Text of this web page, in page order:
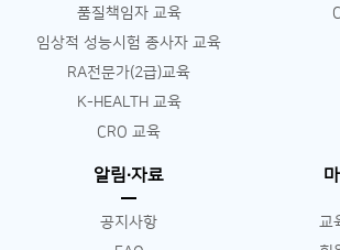
품질책임자 교육
임상적 성능시험 종사자 교육
RA전문가(2급)교육
K-HEALTH 교육
CRO 교육
알림∙자료
공지사항
교